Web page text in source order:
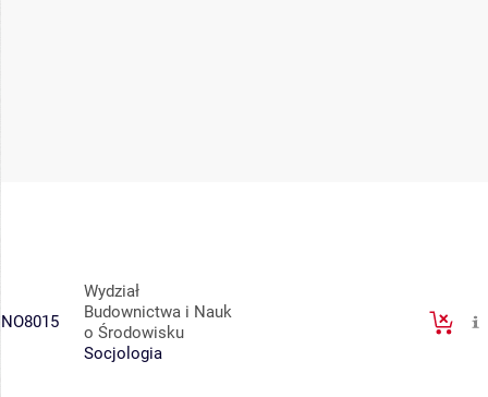
NO8015
Wydział
Budownictwa i Nauk
o Środowisku
Socjologia